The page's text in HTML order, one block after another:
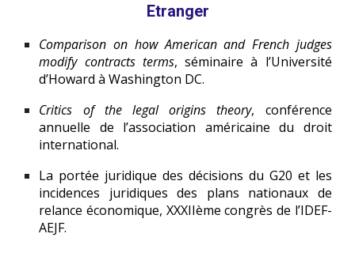
Etranger
Comparison on how American and French judges
modify contracts terms, séminaire à l’Université
d’Howard à Washington DC.
Critics of the legal origins theory, conférence
annuelle de l’association américaine du droit
international.
La portée juridique des décisions du G20 et les
incidences juridiques des plans nationaux de
relance économique, XXXIIème congrès de l’IDEF-
AEJF.